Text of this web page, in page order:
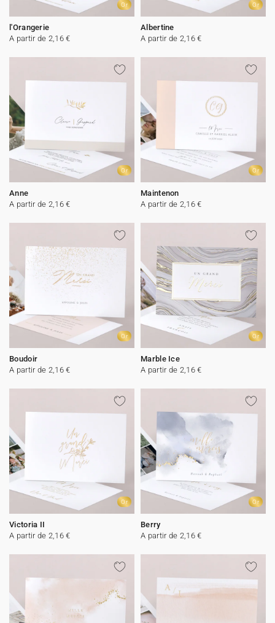
Or
l'Orangerie
A partir de 2,16 €
Or
Albertine
A partir de 2,16 €
Or
Anne
A partir de 2,16 €
Or
Maintenon
A partir de 2,16 €
Or
Boudoir
A partir de 2,16 €
Or
Marble Ice
A partir de 2,16 €
Or
Victoria II
A partir de 2,16 €
Or
Berry
A partir de 2,16 €